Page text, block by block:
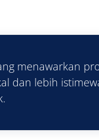
menawarkan
dan lebih